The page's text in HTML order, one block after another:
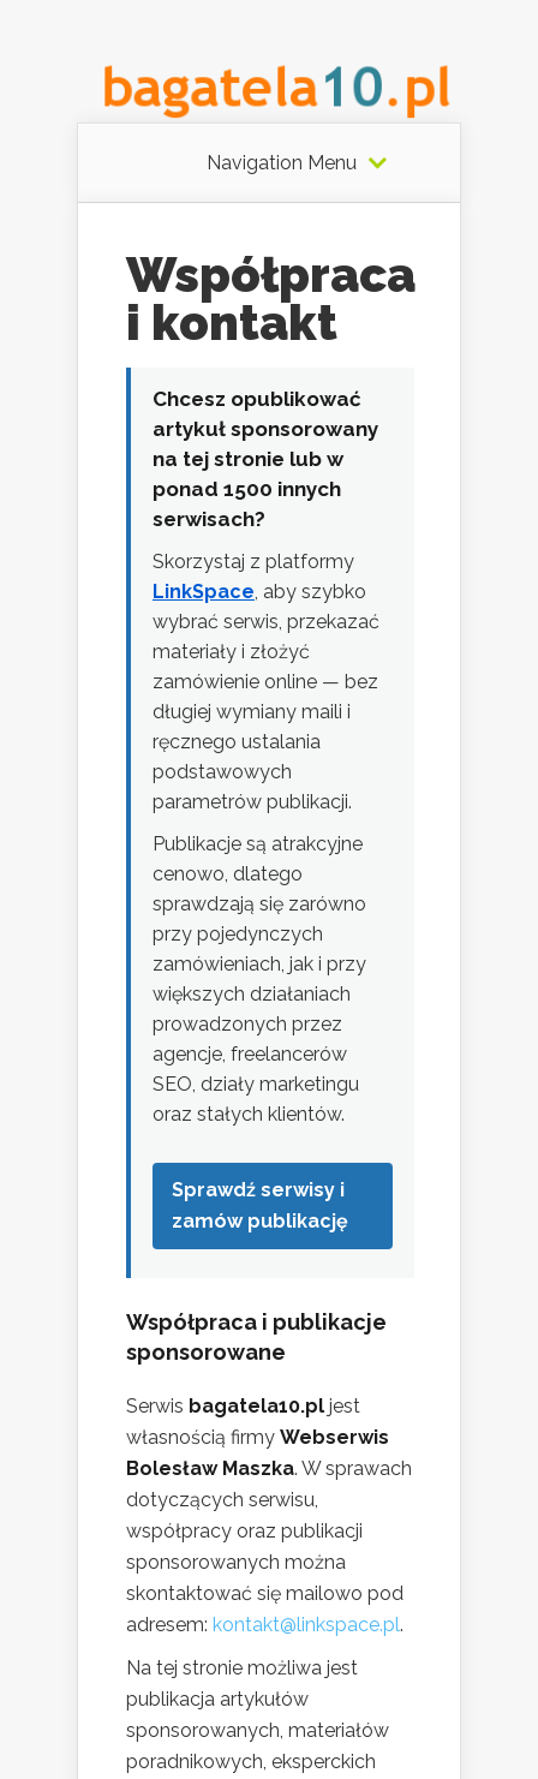
Navigation Menu
Współpraca
i kontakt
Chcesz opublikować
artykuł sponsorowany
na tej stronie lub w
ponad 1500 innych
serwisach?
Skorzystaj z platformy
LinkSpace, aby szybko
wybrać serwis, przekazać
materiały i złożyć
zamówienie online — bez
długiej wymiany maili i
ręcznego ustalania
podstawowych
parametrów publikacji.
Publikacje są atrakcyjne
cenowo, dlatego
sprawdzają się zarówno
przy pojedynczych
zamówieniach, jak i przy
większych działaniach
prowadzonych przez
agencje, freelancerów
SEO, działy marketingu
oraz stałych klientów.
Sprawdź serwisy i
zamów publikację
Współpraca i publikacje
sponsorowane
Serwis bagatela10.pl jest
własnością firmy Webserwis
Bolesław Maszka. W sprawach
dotyczących serwisu,
współpracy oraz publikacji
sponsorowanych można
skontaktować się mailowo pod
adresem: kontakt@linkspace.pl.
Na tej stronie możliwa jest
publikacja artykułów
sponsorowanych, materiałów
poradnikowych, eksperckich